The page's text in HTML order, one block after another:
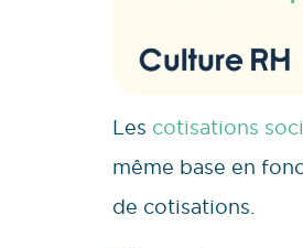
Les cotisations
même base en
de cotisations.